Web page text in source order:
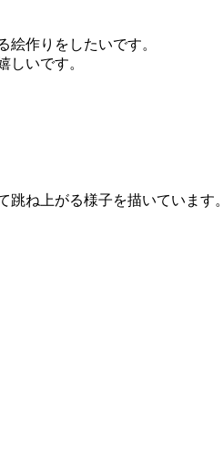
作りをしたいです。
しいです。
ね上がる様子を描いています。